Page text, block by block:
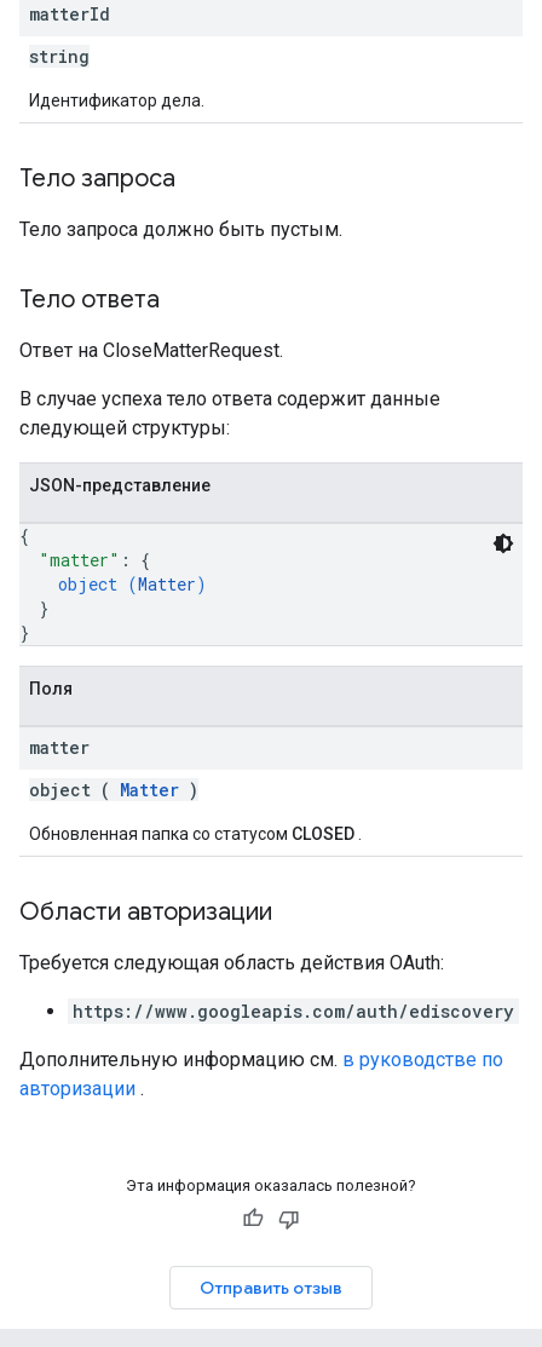
matterId
string
Идентификатор дела.
Тело запроса
Тело запроса должно быть пустым.
Тело ответа
Ответ на CloseMatterRequest.
В случае успеха тело ответа содержит данные
следующей структуры:
JSON-представление
{
"matter" : {
object (Matter)
}
}
Поля
matter
object ( Matter )
Обновленная папка со статусом CLOSED
Области авторизации
Требуется следующая область действия OAuth:
https://www.googleapis.com/auth/ediscovery
Дополнительную информацию см. в руководстве по
авторизации .
Эта информация оказалась полезной?
Отправить отзыв